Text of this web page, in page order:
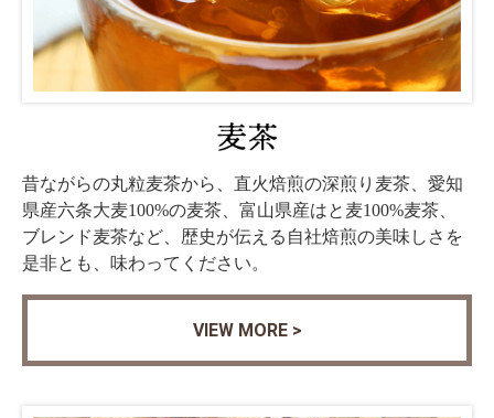
昔ながらの丸粒麦茶から、直火焙煎の深煎り麦茶、愛知
県産六条大麦100%の麦茶、富山県産はと麦100%麦茶、
ブレンド麦茶など、歴史が伝える自社焙煎の美味しさを
是非とも、味わってください。
VIEW MORE >